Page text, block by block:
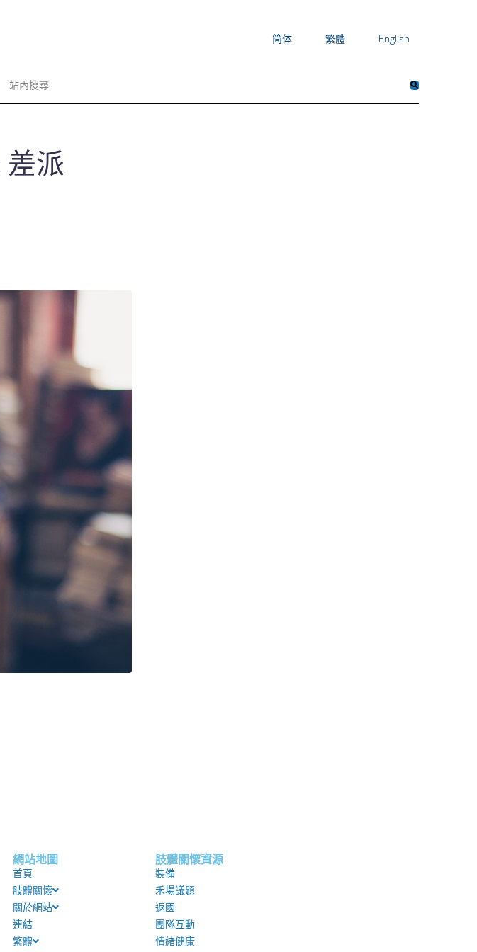
简体 繁體 English
差派
網站地圖
首頁
肢體關懷
關於網站
連結
繁體
肢體關懷資源
裝備
禾場議題
返國
團隊互動
情緒健康